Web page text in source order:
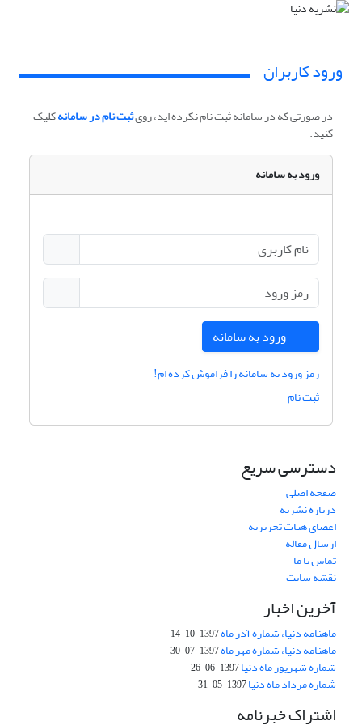
ورود کاربران
در صورتی که در سامانه ثبت نام نکرده اید، رویثبت نام در سامانهکلیک
کنید.
ورود به سامانه
ورود به سامانه
رمز ورود به سامانه را فراموش کرده ام!
ثبت نام
دسترسی سریع
صفحه اصلی
درباره نشریه
اعضای هیات تحریریه
ارسال مقاله
تماس با ما
نقشه سایت
آخرین اخبار
ماهنامه دنیا، شماره آذر ماه1397-10-14
ماهنامه دنیا، شماره مهر ماه1397-07-30
شماره شهریور ماه دنیا1397-06-26
شماره مرداد ماه دنیا1397-05-31
اشتراک خبرنامه